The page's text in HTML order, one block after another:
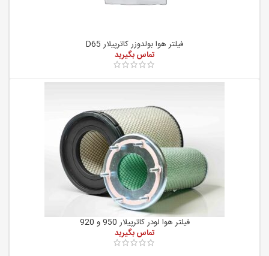
فیلتر هوا بولدوزر کاترپیلار D65
فیلتر هوا لودر کاترپیلار 950 و 920